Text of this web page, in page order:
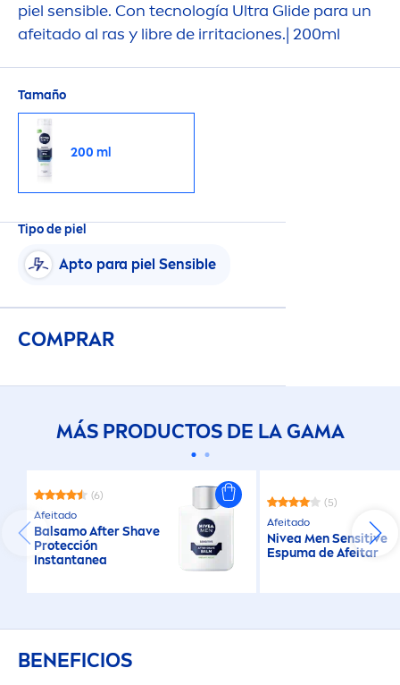
piel sensible. Con tecnología Ultra Glide para un
afeitado al ras y libre de irritaciones.| 200ml
Tamaño
200 ml
Tipo de piel
Apto para piel Sensible
COMPRAR
MÁS PRODUCTOS DE LA GAMA
(6)
Afeitado
Balsamo After Shave
Protección
Instantanea
(5)
Afeitado
Nivea MenSensitive
Espuma de Afeitar
BENEFICIOS